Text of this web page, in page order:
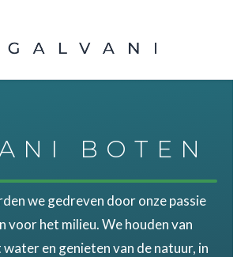
BOTEN
we gedreven door onze passie
voor het milieu. We houden van
en genieten van de natuur, in